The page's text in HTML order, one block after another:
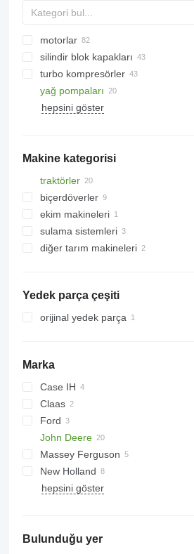
motorlar
silindir blok kapakları
turbo kompresörler
yağ pompaları
hepsini göster
Makine kategorisi
traktörler
paletli traktörler
tekerlekli traktörler
biçerdöverler
hububat hasat makineleri
silaj makineleri
ekim makineleri
sulama sistemleri
diğer tarım makineleri
Yedek parça çeşiti
orijinal yedek parça
Marka
Case IH
310
MX
Claas
Arion
Xerion
Ford
6600
E-series
F-series
TW
John Deere
2130
2140
6200
R-series
Massey Ferguson
3080
New Holland
E-series
TM
hepsini göster
Bulunduğu yer